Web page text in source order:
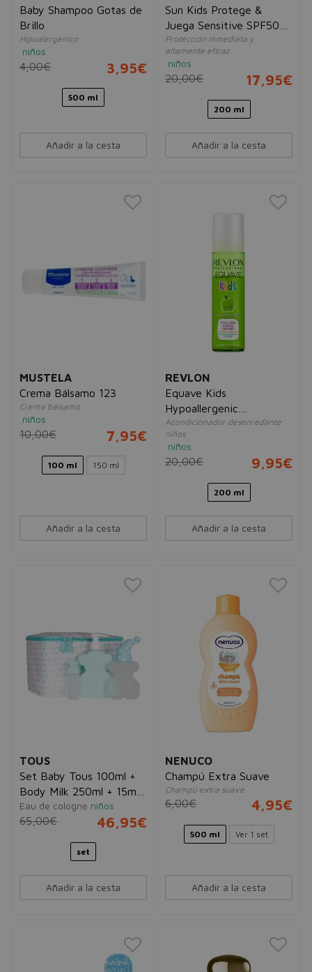
Baby Shampoo Gotas de
Brillo
Hipoalergénico
niños
4,00€ 3,95€
500 ml
Añadir a la cesta
Sun Kids Protege &
Juega Sensitive SPF50+
Sin perfume
Protección inmediata y
altamente eficaz
niños
20,00€ 17,95€
200 ml
Añadir a la cesta
MUSTELA
Crema Bálsamo 123
Crema bálsamo
niños
10,00€ 7,95€
100 ml 150 ml
Añadir a la cesta
REVLON
Equave Kids
Hypoallergenic
Detangling Conditioner
Acondicionador desenredante
niños
niños
20,00€ 9,95€
200 ml
Añadir a la cesta
TOUS
Set Baby Tous 100ml +
Body Milk 250ml + 15ml
+ Neceser
Eau de cologne niños
65,00€ 46,95€
set
Añadir a la cesta
NENUCO
Champú Extra Suave
Champú extra suave
6,00€ 4,95€
500 ml Ver 1 set
Añadir a la cesta